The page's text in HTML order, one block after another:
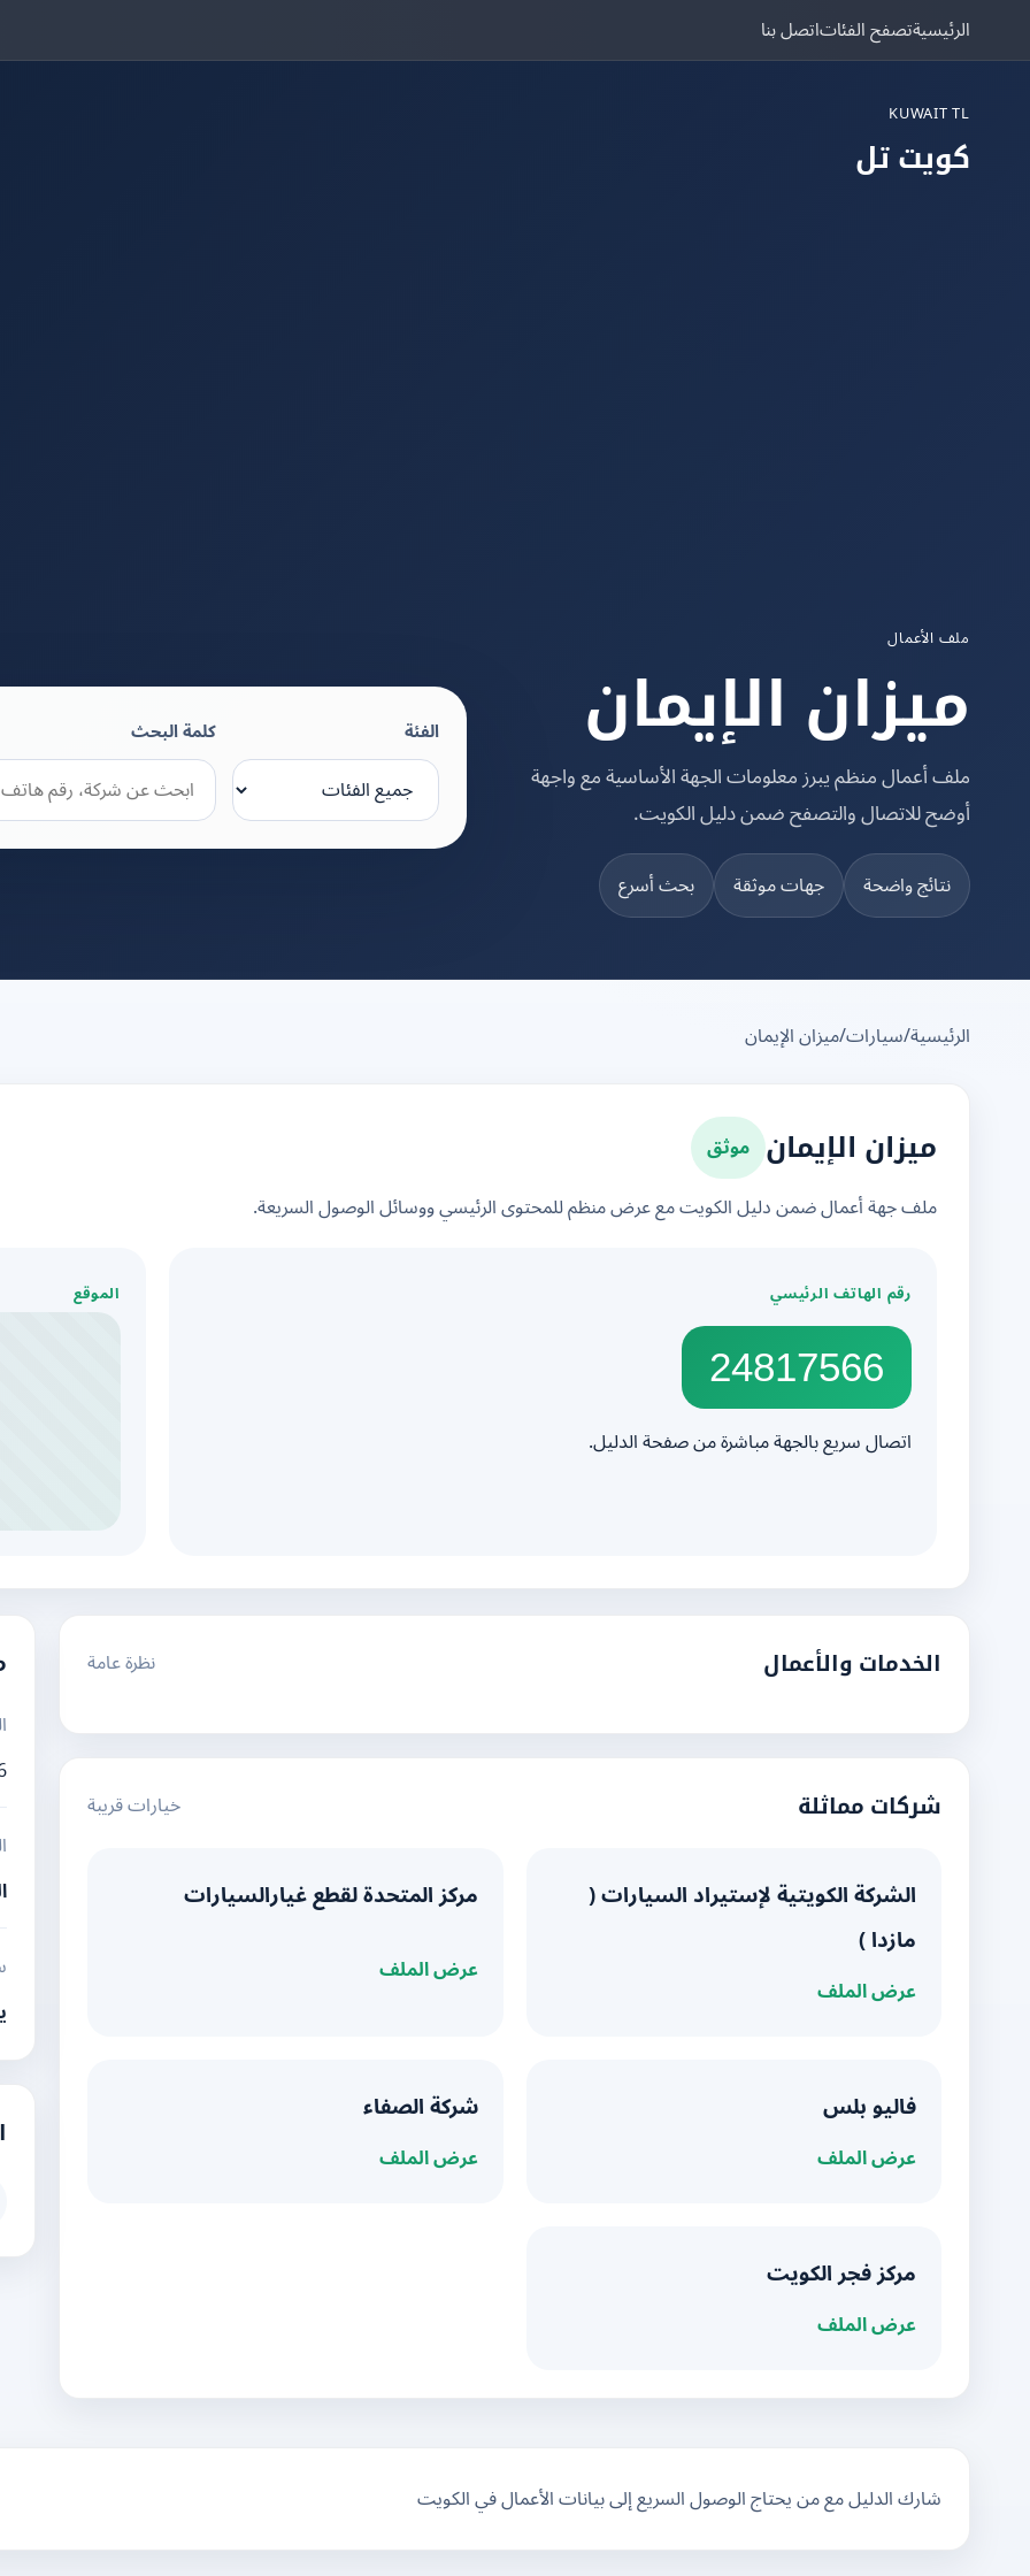
الرئيسيةتصفح الفئاتاتصل بنا
KUWAIT TL
كويت تل
ملف الأعمال
ميزان الإيمان
ملف أعمال منظم يبرز معلومات الجهة الأساسية مع واجهة
أوضح للاتصال والتصفح ضمن دليل الكويت.
نتائج واضحة جهات موثقة بحث أسرع
الفئة كلمة البحث
الرئيسية/سيارات/ميزان الإيمان
ميزان الإيمان موثق
ملف جهة أعمال ضمن دليل الكويت مع عرض منظم للمحتوى الرئيسي ووسائل الوصول السريعة.
رقم الهاتف الرئيسي
24817566
اتصال سريع بالجهة مباشرة من صفحة الدليل.
الموقع
الخدمات والأعمال نظرة عامة
شركات مماثلة خيارات قريبة
الشركة الكويتية لإستيراد السيارات (
مازدا )
عرض الملف
مركز المتحدة لقطع غيارالسيارات
عرض الملف
فاليو بلس
عرض الملف
شركة الصفاء
عرض الملف
مركز فجر الكويت
عرض الملف
شارك الدليل مع من يحتاج الوصول السريع إلى بيانات الأعمال في الكويت